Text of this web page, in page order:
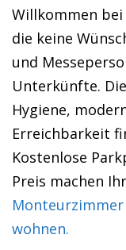
Willkommen
die keine
und
Unterkünfte.
Hygiene,
Erreichbarkeit
Kostenlose
Preis machen
wohnen.